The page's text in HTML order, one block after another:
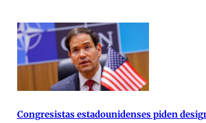
Congresistas estadounidenses piden